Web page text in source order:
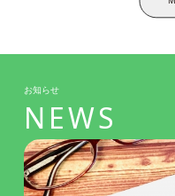
お知らせ
NEWS